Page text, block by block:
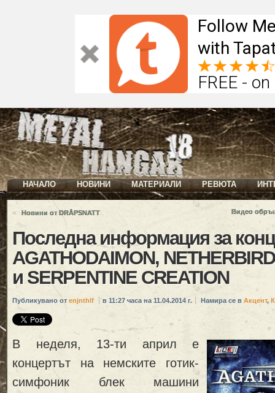
Follow
with
FREE -
НАЧАЛО НОВИНИ МАТЕРИАЛИ РЕВЮТА
« Новини от DRÅPSNATT Видео
Последна информация за
AGATHODAIMON,
и SERPENTINE CREATION
Публикувано от enjnthlf в 11:27 часа на 11.04.2014 г. Намира се в Акцент,
В неделя, 13-ти април е
концертът на немските готик-
симфoник блек машини